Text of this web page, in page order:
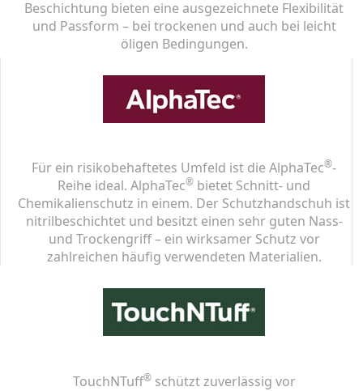
Beschichtung bieten eine ausgezeichnete Flexibilität
und Passform – bei trockenen und auch bei leicht
öligen Bedingungen.
Für ein risikobehaftetes Umfeld ist die AlphaTec®-
Reihe ideal. AlphaTec® bietet Schnitt- und
Chemikalienschutz in einem. Der Schutzhandschuh ist
nitrilbeschichtet und besitzt einen sehr guten Nass-
und Trockengriff – ein wirksamer Schutz vor
zahlreichen häufig verwendeten Materialien.
TouchNTuff®schützt zuverlässig vor